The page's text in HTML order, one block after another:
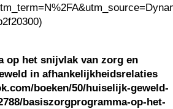
op het snijvlak van zorg en
in afhankelijkheidsrelaties
boeken/50/huiselijk-geweld-
basiszorgprogramma-op-het-